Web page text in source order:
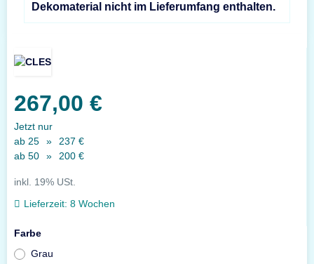
Dekomaterial nicht im Lieferumfang enthalten.
267,00 €
Jetzt nur
ab 25
»
237 €
ab 50
» 200 €
inkl. 19% USt.
Lieferzeit: 8 Wochen
Farbe
Grau